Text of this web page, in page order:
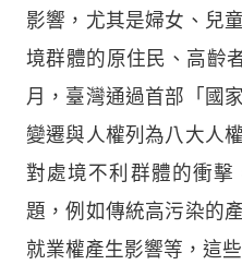
影響，尤其是婦女、兒
境群體的原住民、高齡
月，臺灣通過首部「國
變遷與人權列為八大人
對處境不利群體的衝擊
題，例如傳統高污染的
就業權產生影響等，這